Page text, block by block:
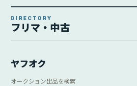
DIRECTORY
フリマ・中古
ヤフオク
オークション出品を検索